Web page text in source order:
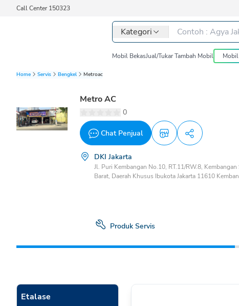
Call Center 150323
Kategori
Mobil BekasJual/Tukar Tambah Mobil
Home Servis Bengkel Metroac
Metro AC
0
Chat Penjual
DKI Jakarta
Jl. Puri Kembangan No.10, RT.11/RW.8,
Barat, Daerah Khusus Ibukota Jakarta 11610
Produk Servis
Etalase